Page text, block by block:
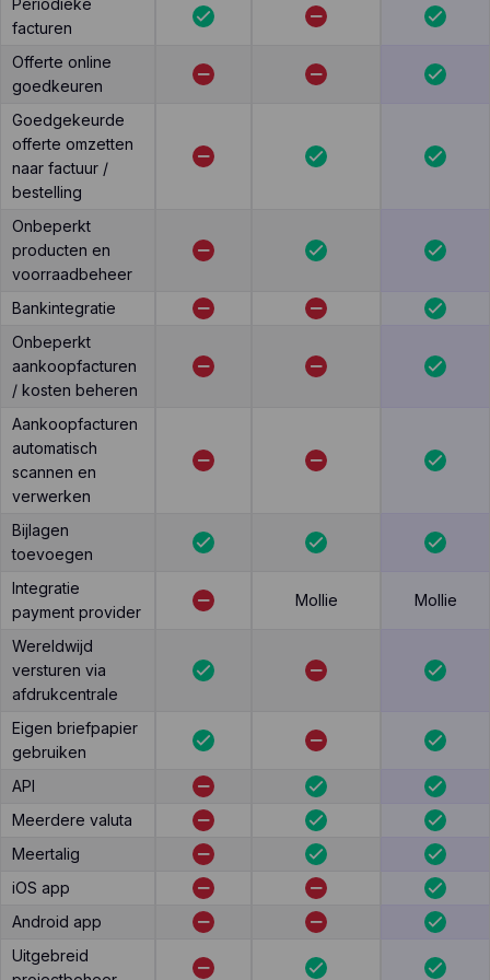
Periodieke
facturen
Offerte online
goedkeuren
Goedgekeurde
offerte omzetten
naar factuur /
bestelling
Onbeperkt
producten en
voorraadbeheer
Bankintegratie
Onbeperkt
aankoopfacturen
/ kosten beheren
Aankoopfacturen
automatisch
scannen en
verwerken
Bijlagen
toevoegen
Integratie
payment provider
Mollie Mollie
Wereldwijd
versturen via
afdrukcentrale
Eigen briefpapier
gebruiken
API
Meerdere valuta
Meertalig
iOS app
Android app
Uitgebreid